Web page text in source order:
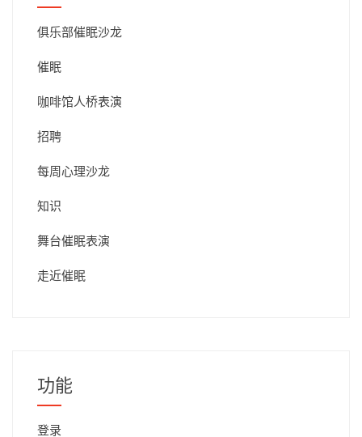
俱乐部催眠沙龙
催眠
咖啡馆人桥表演
招聘
每周心理沙龙
知识
舞台催眠表演
走近催眠
功能
登录